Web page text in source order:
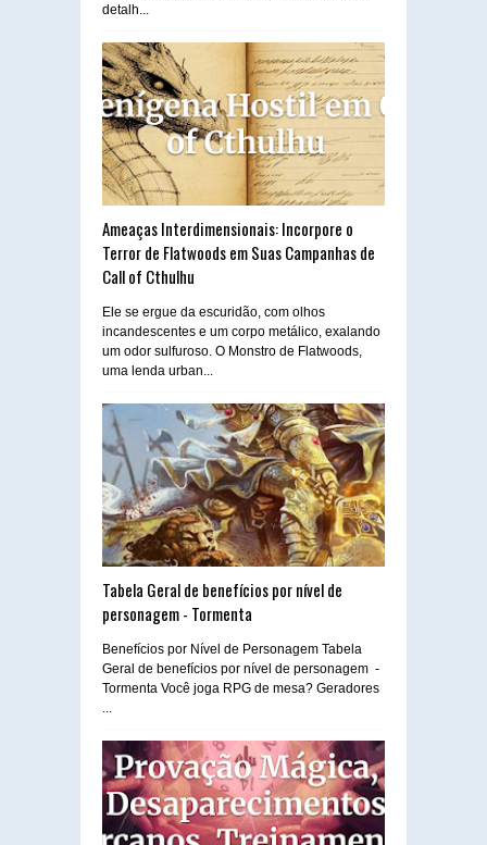
detalh...
Ameaças Interdimensionais: Incorpore o
Terror de Flatwoods em Suas Campanhas de
Call of Cthulhu
Ele se ergue da escuridão, com olhos
incandescentes e um corpo metálico, exalando
um odor sulfuroso. O Monstro de Flatwoods,
uma lenda urban...
Tabela Geral de benefícios por nível de
personagem - Tormenta
Benefícios por Nível de Personagem Tabela
Geral de benefícios por nível de personagem -
Tormenta Você joga RPG de mesa? Geradores